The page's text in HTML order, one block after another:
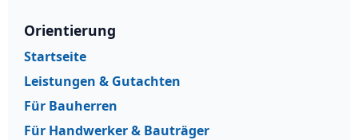
Orientierung
Startseite
Leistungen & Gutachten
Für Bauherren
Für Handwerker & Bauträger